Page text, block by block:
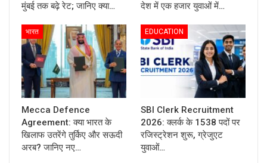
मुंबई तक बढ़े रेट; जानिए क्या…
देश में एक हजार युवाओं में…
भारत
Mecca Defence
Agreement: क्या भारत के
खिलाफ उतरेंगे तुर्किए और सऊदी
अरब? जानिए नए…
EDUCATION
SBI Clerk Recruitment
2026: क्लर्क के 1538 पदों पर
रजिस्ट्रेशन शुरू, ग्रेजुएट
युवाओं…